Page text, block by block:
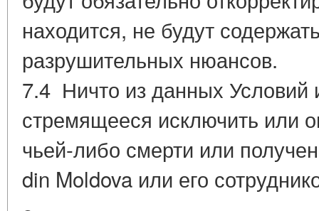
находится, не будут
разрушительных нюансов.
7.4 Ничто из данных
стремящееся исключить или
чьей-либо смерти или
din Moldova или его